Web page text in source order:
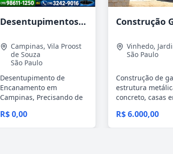
Desentupimentos de Canos e Tubulações em Campinas
Campinas, Vila Proost
de Souza
São Paulo
Desentupimento de
Encanamento em
Campinas, Precisando de
R$ 0,00
Vinhedo,
São Paulo
Construção de
estrutura
concreto, casas
R$ 6.000,00